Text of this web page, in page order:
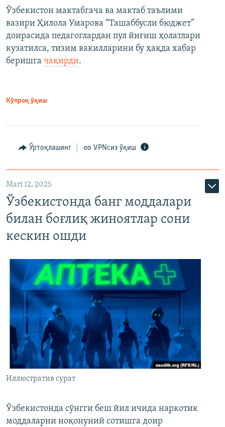
Ўзбекистон мактабгача ва мактаб таълими
вазири Ҳилола Умарова “Ташаббусли бюджет”
доирасида педагоглардан пул йиғиш ҳолатлари
кузатилса, тизим вакилларини бу ҳақда хабар
беришга чақирди.
Кўпроқ ўқиш
Ўртоқлашинг VPNсиз ўқиш
Mart 12, 2025
Ўзбекистонда банг моддалари
билан боғлиқ жиноятлар сони
кескин ошди
Иллюстратив сурат
Ўзбекистонда сўнгги беш йил ичида наркотик
моддаларни ноқонуний сотишга доир